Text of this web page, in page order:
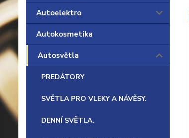
Autoelektro
Autokosmetika
Autosvětla
PREDÁTORY
SVĚTLA PRO VLEKY A NÁVĚSY.
DENNÍ SVĚTLA.